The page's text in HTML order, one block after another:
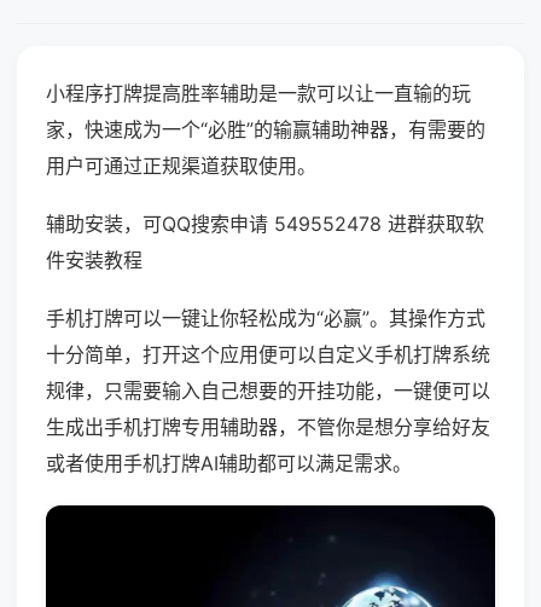
小程序打牌提高胜率辅助是一款可以让一直输的玩
家，快速成为一个“必胜”的输赢辅助神器，有需要的
用户可通过正规渠道获取使用。
辅助安装，可QQ搜索申请 549552478 进群获取软
件安装教程
手机打牌可以一键让你轻松成为“必赢”。其操作方式
十分简单，打开这个应用便可以自定义手机打牌系统
规律，只需要输入自己想要的开挂功能，一键便可以
生成出手机打牌专用辅助器，不管你是想分享给好友
或者使用手机打牌AI辅助都可以满足需求。